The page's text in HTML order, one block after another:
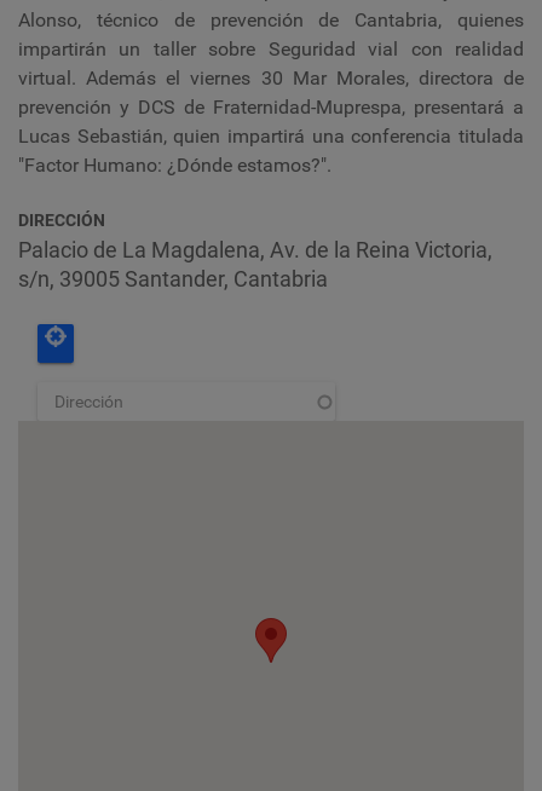
Alonso, técnico de prevención de Cantabria, quienes
impartirán un taller sobre Seguridad vial con realidad
virtual. Además el viernes 30 Mar Morales, directora de
prevención y DCS de Fraternidad-Muprespa, presentará a
Lucas Sebastián, quien impartirá una conferencia titulada
"Factor Humano: ¿Dónde estamos?".
DIRECCIÓN
Palacio de La Magdalena, Av. de la Reina Victoria,
s/n, 39005 Santander, Cantabria